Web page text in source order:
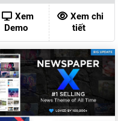
là:
400,000 ₫.
tại
là:
80,000
Xem
Demo
Xem chi
tiết